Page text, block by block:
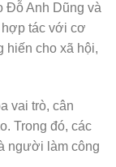
Đỗ Anh Dũng và
tác với cơ
hiến cho xã hội,
vai trò, cân
Trong đó, các
người làm công